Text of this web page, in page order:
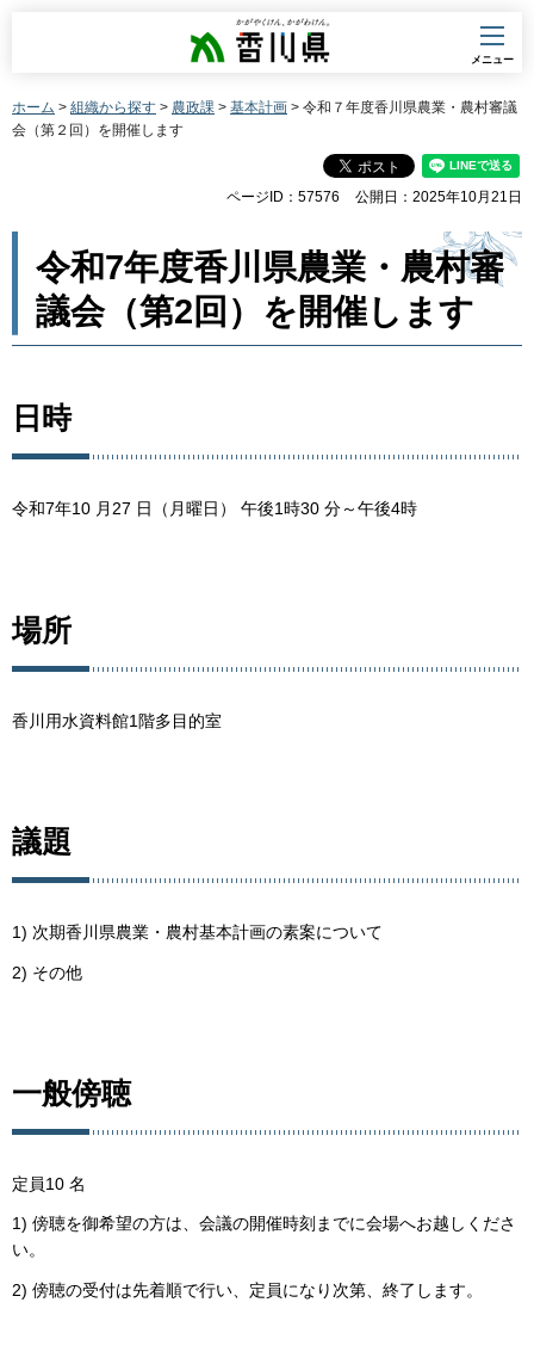
香川県
メニュー
ホーム > 組織から探す > 農政課 > 基本計画 > 令和７年度香川県農業・農村審議
会（第２回）を開催します
ページID：57576 公開日：2025年10月21日
令和7年度香川県農業・農村審
議会（第2回）を開催します
日時
令和7年10 月27 日（月曜日） 午後1時30 分～午後4時
場所
香川用水資料館1階多目的室
議題
1) 次期香川県農業・農村基本計画の素案について
2) その他
一般傍聴
定員10 名
1) 傍聴を御希望の方は、会議の開催時刻までに会場へお越しくださ
い。
2) 傍聴の受付は先着順で行い、定員になり次第、終了します。